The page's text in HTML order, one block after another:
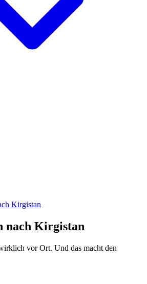
Kirgistan
nach Kirgistan
vor Ort. Und das macht den